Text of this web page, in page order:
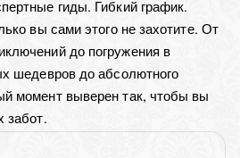
гиды. Гибкий график.
вы сами этого не захотите. От
до погружения в
шедевров до абсолютного
момент выверен так, чтобы вы
забот.